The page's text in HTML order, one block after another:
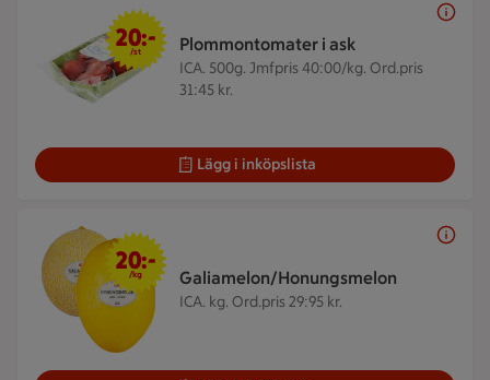
Plommontomater i ask
ICA. 500g. Jmfpris 40:00/kg. Ord.pris
31:45 kr.
20 kr/st
20:-
/st
Lägg i inköpslista
Galiamelon/Honungsmelon
ICA. kg. Ord.pris 29:95 kr.
20 kr/kg
20:-
/kg